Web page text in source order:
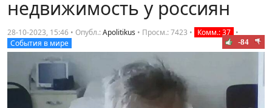
недвижимость у россиян
28-10-2023, 15:46 • Опубл.:Apolitikus • Просм.: 7423 • Комм.: 37 •
События в мире
-84